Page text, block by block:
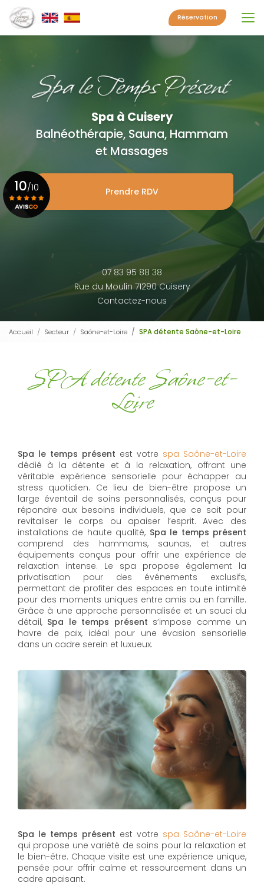
Aller
au
contenu
principal
Réservation
Spa à Cuisery
Balnéothérapie, Sauna, Hammam
et Massages
Prendre RDV
07 83 95 88 38
Rue du Moulin 71290 Cuisery
Contactez-nous
10/10
Accueil Secteur Saône-et-Loire SPA détente Saône-et-Loire
SPA détente Saône-et-
Loire
Spa le temps présent est votre spa Saône-et-Loire
dédié à la détente et à la relaxation, offrant une
véritable expérience sensorielle pour échapper au
stress quotidien. Ce lieu de bien-être propose un
large éventail de soins personnalisés, conçus pour
répondre aux besoins individuels, que ce soit pour
revitaliser le corps ou apaiser l’esprit. Avec des
installations de haute qualité, Spa le temps présent
comprend des hammams, saunas, et autres
équipements conçus pour offrir une expérience de
relaxation intense. Le spa propose également la
privatisation pour des événements exclusifs,
permettant de profiter des espaces en toute intimité
pour des moments uniques entre amis ou en famille.
Grâce à une approche personnalisée et un souci du
détail, Spa le temps présent s’impose comme un
havre de paix, idéal pour une évasion sensorielle
dans un cadre serein et luxueux.
Spa le temps présent est votre spa Saône-et-Loire
qui propose une variété de soins pour la relaxation et
le bien-être. Chaque visite est une expérience unique,
pensée pour offrir calme et ressourcement dans un
cadre apaisant.